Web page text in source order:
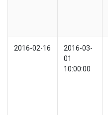
2016-02-16
2016-03-
01
10:00:00